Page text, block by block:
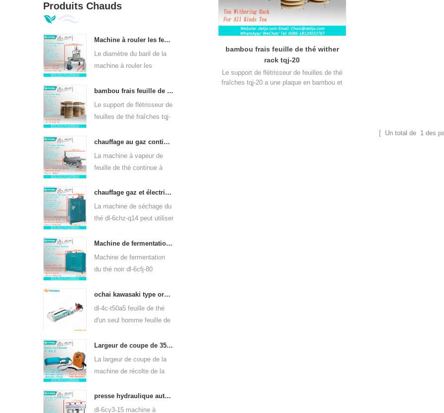
Produits Chauds
Machine à rouler les feuilles de thé vert orthodoxe 6crt-55
Le diamètre du baril de la
machine à rouler les
55 est de 550 mm, hauteur
de 400 mm, productivité
est 75kg / h
bambou frais feuille de thé wither rack tqj-20
Le support de flétrisseur de
feuilles de thé fraîches tqj-
et en acier inoxydable, peut
être utilisé dans toutes
sortes de thé.
chauffage au gaz continu machine à vapeur à feuilles de thé pour sortes de thé 6cstl-q80
La machine à vapeur de
feuille de thé continue à
q80 peut être utilisée pour
de nombreux types de thé,
tels que le thé vert, le thé
chauffage gaz et électrique machine de séchage de feuilles de thé vert 6chz-q14
La machine de séchage du
thé dl-6chz-q14 peut utiliser
naturel et de l'électricité,
peut sécher tous les types
de thé, tels que le thé vert,
Machine de fermentation de thé noir intelligente 6cfj-80
Machine de fermentation
du thé noir dl-6cfj-80
le traitement du thé noir,
laissez le thé noir
fermenter mieux.
ochai kawasaki type ordinateur de poche un-man feuille de thé plumaison récolte 4c-t50a5
dl-4c-t50a5 feuille de thé
d'un seul homme feuille de
de la machine est 450mm,
500mm, 600mm, utilisez le
moteur à essence
Largeur de coupe de 350mm électrique à piles de feuilles de thé machine à cueillir le thé 4cd-35
La largeur de coupe de la
machine de récolte de la
thé à piles électrique dl-
4cd-35 est de 350 mm, en
presse hydraulique automatique thé gâteau de thé brique appuyant sur machine 6cy3-15
dl-6cy3-15 machine à
bambou frais feuille de thé wither
rack tqj-20
Le support de flétrisseur de feuilles de thé
fraîches tqj-20 a une plaque en bambou et
[ Un total de 1 des